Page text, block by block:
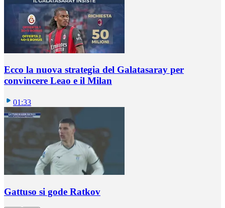
Ecco la nuova strategia del Galatasaray per
convincere Leao e il Milan
01:33
Gattuso si gode Ratkov